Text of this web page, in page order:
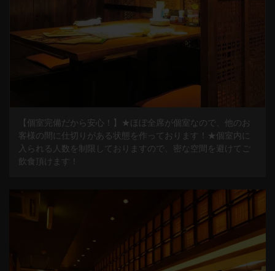
【個室完備だから安心！】★ほぼ全席が個室なので、他のお
客様の間に仕切りがある状態を作っております！★個室内に
入られる人数を制限しておりますので、密な空間を避けてご
飲食頂けます！